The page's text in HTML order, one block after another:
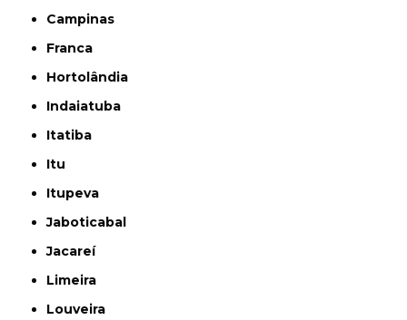
Campinas
Franca
Hortolândia
Indaiatuba
Itatiba
Itu
Itupeva
Jaboticabal
Jacareí
Limeira
Louveira